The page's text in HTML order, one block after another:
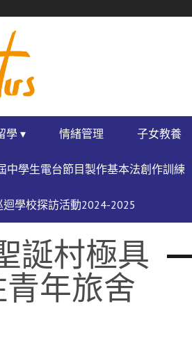
學 ▾ 情緒管理 子女教養
中學生電台節目製作基本法創作訓練
迴學校探訪活動2024-2025
誕村極具
年旅舍